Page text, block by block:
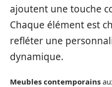
ajoutent une touche
Chaque élément est
refléter une
dynamique.
Meubles contemporains